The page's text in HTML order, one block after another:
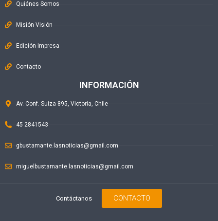
Quiénes Somos
Misión Visión
Edición Impresa
Contacto
INFORMACIÓN
Av. Conf. Suiza 895, Victoria, Chile
45 2841543
gbustamante.lasnoticias@gmail.com
miguelbustamante.lasnoticias@gmail.com
Contáctanos CONTACTO